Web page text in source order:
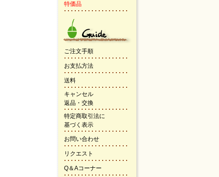
特価品
ご注文手順
お支払方法
送料
キャンセル
返品・交換
特定商取引法に
基づく表示
お問い合わせ
リクエスト
Q＆Aコーナー